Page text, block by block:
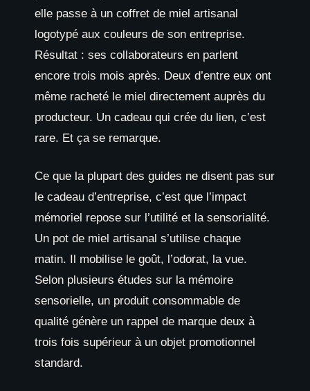
elle passe à un coffret de miel artisanal
logotypé aux couleurs de son entreprise.
Résultat : ses collaborateurs en parlent
encore trois mois après. Deux d’entre eux ont
même racheté le miel directement auprès du
producteur. Un cadeau qui crée du lien, c’est
rare. Et ça se remarque.
Ce que la plupart des guides ne disent pas sur
le cadeau d’entreprise, c’est que l’impact
mémoriel repose sur l’utilité et la sensorialité.
Un pot de miel artisanal s’utilise chaque
matin. Il mobilise le goût, l’odorat, la vue.
Selon plusieurs études sur la mémoire
sensorielle, un produit consommable de
qualité génère un rappel de marque deux à
trois fois supérieur à un objet promotionnel
standard.